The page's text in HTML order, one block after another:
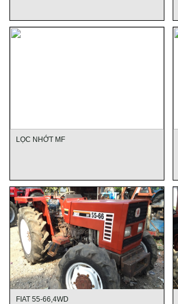
LỌC NHỚT MF
FIAT 55-66,4WD